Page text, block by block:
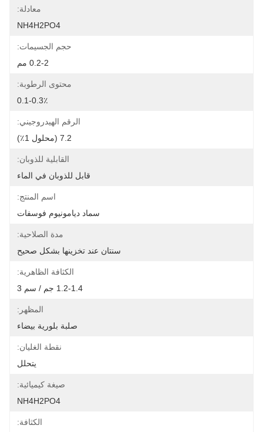
معادلة:
NH4H2PO4
حجم الجسيمات:
0.2-2 مم
محتوى الرطوبة:
0.1-0.3٪
الرقم الهيدروجيني:
7.2 (محلول 1٪)
القابلية للذوبان:
قابل للذوبان في الماء
اسم المنتج:
سماد ديامونيوم فوسفات
مدة الصلاحية:
سنتان عند تخزينها بشكل صحيح
الكثافة الظاهرية:
1.2-1.4 جم / سم 3
المظهر:
صلبة بلورية بيضاء
نقطة الغليان:
يتحلل
صيغة كيميائية:
NH4H2PO4
الكثافة: